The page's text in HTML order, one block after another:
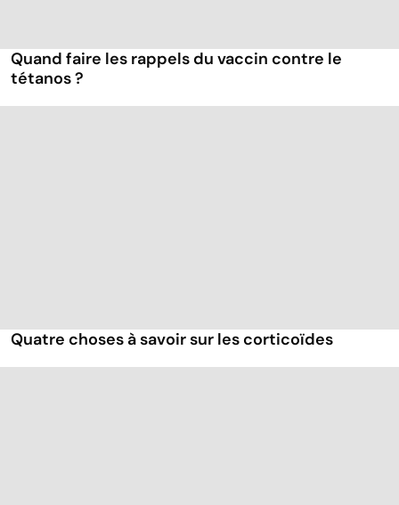
Quand faire les rappels du vaccin contre le
tétanos ?
Quatre choses à savoir sur les corticoïdes